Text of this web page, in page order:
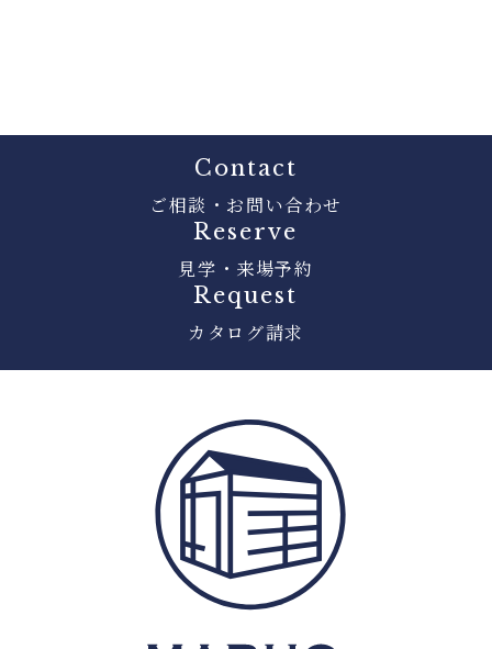
Contact
ご相談・お問い合わせ
Reserve
見学・来場予約
Request
カタログ請求